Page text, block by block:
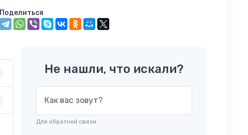
Поделиться
Не нашли, что искали?
Как вас зовут?
Для обратной связи.